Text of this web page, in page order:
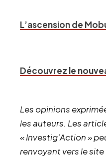
L’ascension de
Découvrez le
Les opinions
les auteurs. Les
« Investig’Action »
renvoyant vers le